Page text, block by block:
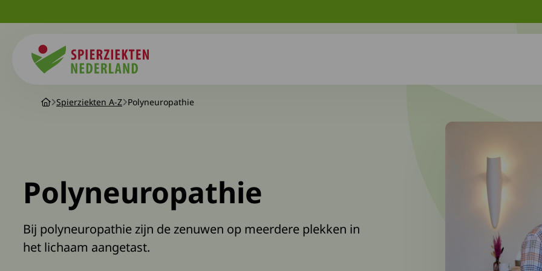
Spierziekten A-Z Polyneuropathie
Polyneuropathie
Bij polyneuropathie zijn de zenuwen op meerdere plekken in
het lichaam aangetast.